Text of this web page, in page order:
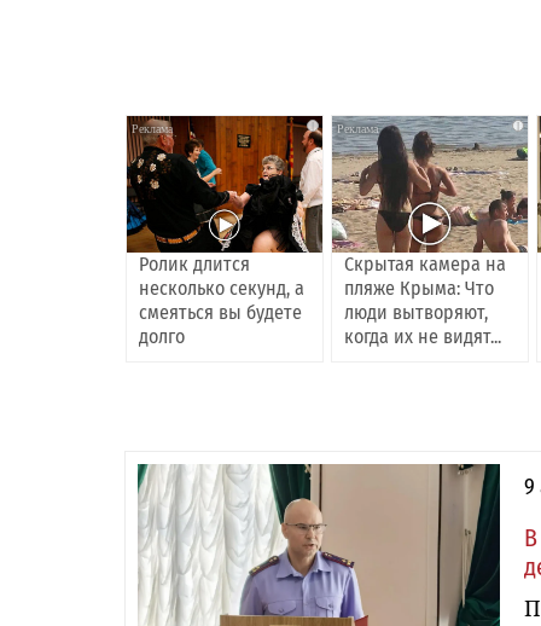
i
Ролик длится
несколько секунд, а
смеяться вы будете
долго
i
Скрытая камера на
пляже Крыма: Что
люди вытворяют,
когда их не видят...
9